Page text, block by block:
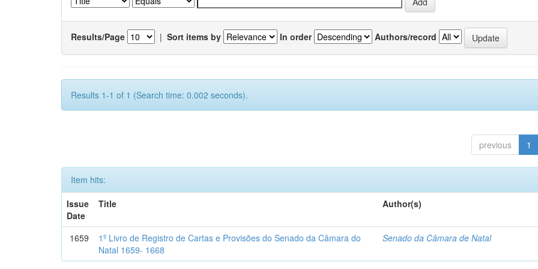
Results/Page | Sort items by In order Authors/record
Results 1-1 of 1 (Search time: 0.002 seconds).
previous 1
Item hits:
Issue
Date
Title Author(s)
1659
1º Livro de Registro de Cartas e Provisões do Senado da Câmara do
Natal 1659- 1668
Senado da Câmara de Natal